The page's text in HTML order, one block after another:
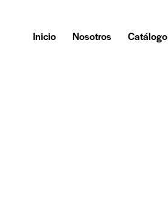
Inicio Nosotros Catálogo